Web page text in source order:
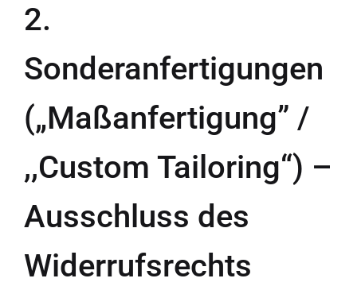
2.
Sonderanfertigungen
(„Maßanfertigung” /
,,Custom Tailoring“) –
Ausschluss des
Widerrufsrechts